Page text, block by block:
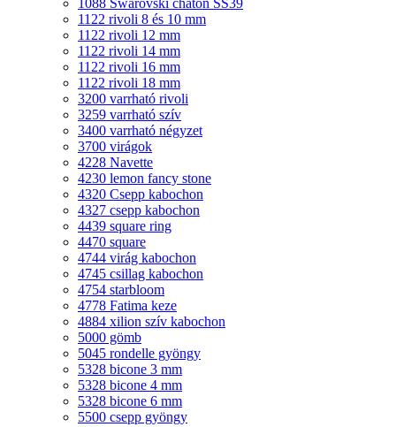
1088 Swarovski chaton SS39
1122 rivoli 8 és 10 mm
1122 rivoli 12 mm
1122 rivoli 14 mm
1122 rivoli 16 mm
1122 rivoli 18 mm
3200 varrható rivoli
3259 varrható szív
3400 varrható négyzet
3700 virágok
4228 Navette
4230 lemon fancy stone
4320 Csepp kabochon
4327 csepp kabochon
4439 square ring
4470 square
4744 virág kabochon
4745 csillag kabochon
4754 starbloom
4778 Fatima keze
4884 xilion szív kabochon
5000 gömb
5045 rondelle gyöngy
5328 bicone 3 mm
5328 bicone 4 mm
5328 bicone 6 mm
5500 csepp gyöngy